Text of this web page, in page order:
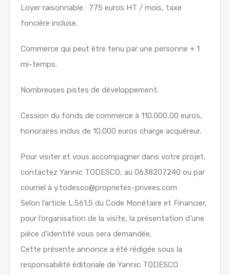
Loyer raisonnable : 775 euros HT / mois, taxe
foncière incluse.
Commerce qui peut être tenu par une personne + 1
mi-temps.
Nombreuses pistes de développement.
Cession du fonds de commerce à 110.000,00 euros,
honoraires inclus de 10.000 euros charge acquéreur.
Pour visiter et vous accompagner dans votre projet,
contactez Yannic TODESCO, au 0638207240 ou par
courriel à y.todesco@proprietes-privees.com
Selon l’article L.561.5 du Code Monétaire et Financier,
pour l’organisation de la visite, la présentation d’une
pièce d’identité vous sera demandée.
Cette présente annonce a été rédigée sous la
responsabilité éditoriale de Yannic TODESCO